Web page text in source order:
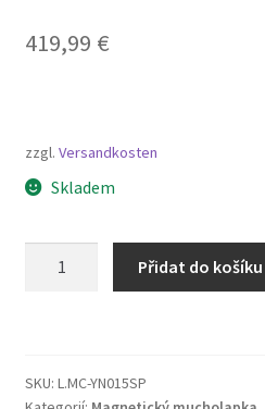
419,99 €
zzgl. Versandkosten
Skladem
včetně
Přidat do košíku
SKU: L.MC-YN015SP